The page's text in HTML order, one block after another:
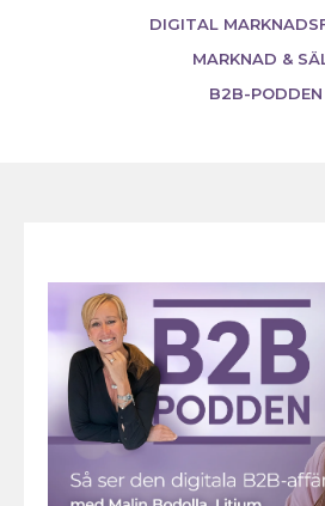
DIGITAL
MARKNAD &
B2B-PODDEN